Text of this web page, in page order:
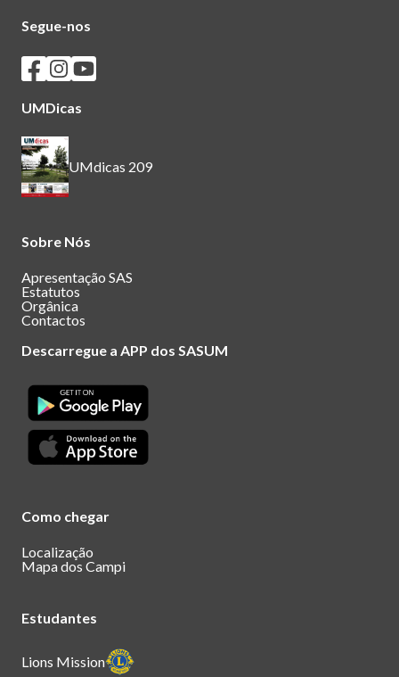
Segue-nos
Seguir os SASUM no Facebook
Seguir os SASUM no Instagram
Seguir os SASUM no Youtube
UMDicas
UMdicas 209
Sobre Nós
Apresentação SAS
Estatutos
Orgânica
Contactos
Descarregue a APP dos SASUM
Como chegar
Localização
Mapa dos Campi
Estudantes
Lions Mission